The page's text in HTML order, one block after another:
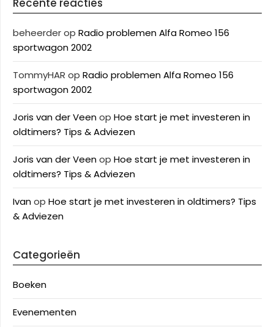
Recente reacties
beheerderop Radio problemen Alfa Romeo 156
sportwagon 2002
TommyHAR op Radio problemen Alfa Romeo 156
sportwagon 2002
Joris van der Veenop Hoe start je met investeren in
oldtimers? Tips & Adviezen
Joris van der Veenop Hoe start je met investeren in
oldtimers? Tips & Adviezen
Ivanop Hoe start je met investeren in oldtimers? Tips
& Adviezen
Categorieën
Boeken
Evenementen